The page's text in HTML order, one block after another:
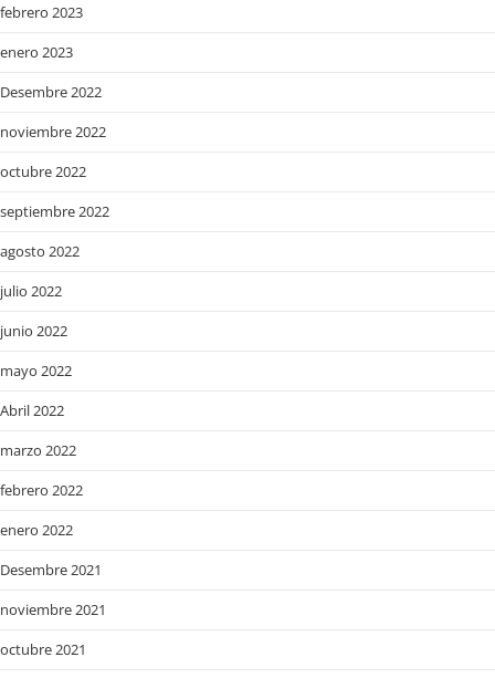
febrero 2023
enero 2023
Desembre 2022
noviembre 2022
octubre 2022
septiembre 2022
agosto 2022
julio 2022
junio 2022
mayo 2022
Abril 2022
marzo 2022
febrero 2022
enero 2022
Desembre 2021
noviembre 2021
octubre 2021